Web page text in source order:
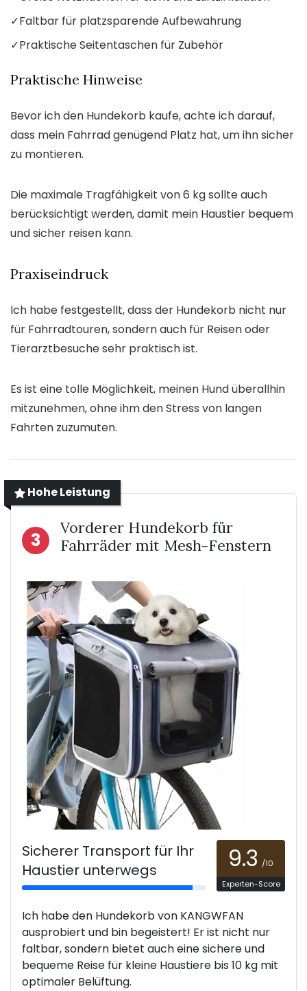
✓Faltbar für platzsparende Aufbewahrung
✓Praktische Seitentaschen für Zubehör
Praktische Hinweise
Bevor ich den Hundekorb kaufe, achte ich darauf,
dass mein Fahrrad genügend Platz hat, um ihn sicher
zu montieren.
Die maximale Tragfähigkeit von 6 kg sollte auch
berücksichtigt werden, damit mein Haustier bequem
und sicher reisen kann.
Praxiseindruck
Ich habe festgestellt, dass der Hundekorb nicht nur
für Fahrradtouren, sondern auch für Reisen oder
Tierarztbesuche sehr praktisch ist.
Es ist eine tolle Möglichkeit, meinen Hund überallhin
mitzunehmen, ohne ihm den Stress von langen
Fahrten zuzumuten.
Hohe Leistung
3
Vorderer Hundekorb für
Fahrräder mit Mesh-Fenstern
Sicherer Transport für Ihr
Haustier unterwegs
9.3 /10
Experten-Score
Ich habe den Hundekorb von KANGWFAN
ausprobiert und bin begeistert! Er ist nicht nur
faltbar, sondern bietet auch eine sichere und
bequeme Reise für kleine Haustiere bis 10 kg mit
optimaler Belüftung.